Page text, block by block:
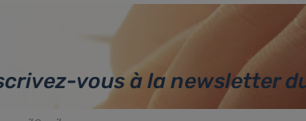
vous à la newsletter